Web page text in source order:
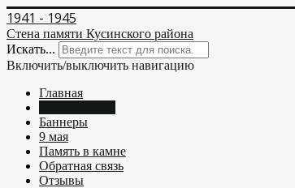
1941 - 1945
Стена памяти Кусинского района
Искать...
Включить/выключить навигацию
Главная
Баннеры
9 мая
Память в камне
Обратная связь
Отзывы